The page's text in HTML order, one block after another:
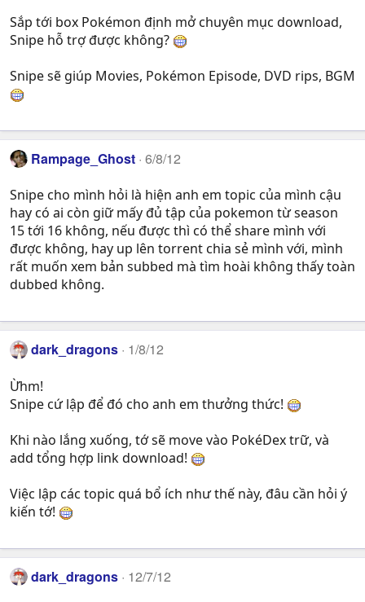
Sắp tới box Pokémon định mở chuyên mục download,
Snipe hỗ trợ được không?
Snipe sẽ giúp Movies, Pokémon Episode, DVD rips, BGM
Rampage_Ghost 6/8/12
Snipe cho mình hỏi là hiện anh em topic của mình cậu
hay có ai còn giữ mấy đủ tập của pokemon từ season
15 tới 16 không, nếu được thì có thể share mình với
được không, hay up lên torrent chia sẻ mình với, mình
rất muốn xem bản subbed mà tìm hoài không thấy toàn
dubbed không.
dark_dragons 1/8/12
Ừhm!
Snipe cứ lập để đó cho anh em thưởng thức!
Khi nào lắng xuống, tớ sẽ move vào PokéDex trữ, và
add tổng hợp link download!
Việc lập các topic quá bổ ích như thế này, đâu cần hỏi ý
kiến tớ!
dark_dragons 12/7/12